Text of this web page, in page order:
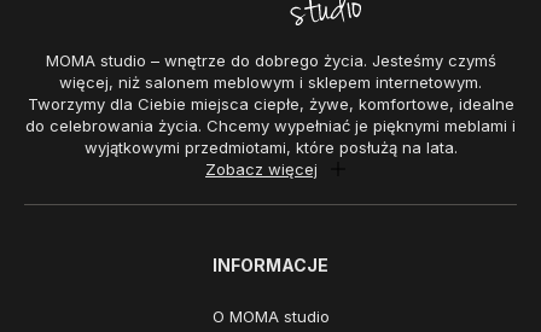
MOMA studio – wnętrze do dobrego życia. Jesteśmy czymś
więcej, niż salonem meblowym i sklepem internetowym.
Tworzymy dla Ciebie miejsca ciepłe, żywe, komfortowe, idealne
do celebrowania życia. Chcemy wypełniać je pięknymi meblami i
wyjątkowymi przedmiotami, które posłużą na lata.
Zobacz więcej
INFORMACJE
O MOMA studio